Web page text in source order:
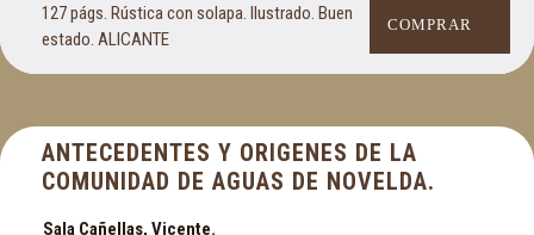
127 págs. Rústica con solapa. Ilustrado. Buen
estado. ALICANTE
COMPRAR
ANTECEDENTES Y ORIGENES DE LA
COMUNIDAD DE AGUAS DE NOVELDA.
Sala Cañellas, Vicente.